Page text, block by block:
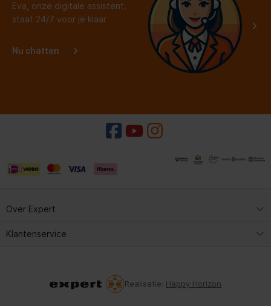
Eva, onze digitale assistent,
staat 24/7 voor je klaar
Nu chatten
Over Expert
Expert Service
Contact met Expert
Klantenservice
Kopen & reserveren Realisatie: Happy Horizon